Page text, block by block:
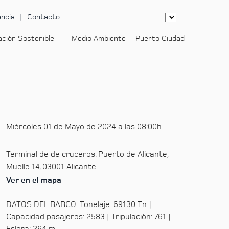
Contacto
Sostenible Medio Ambiente Puerto Ciudad
Miércoles 01 de Mayo de 2024 a las 08:00h
Terminal de de cruceros. Puerto de Alicante,
Muelle 14, 03001 Alicante
Ver en el mapa
DATOS DEL BARCO: Tonelaje: 69130 Tn. |
Capacidad pasajeros: 2583 | Tripulación: 761 |